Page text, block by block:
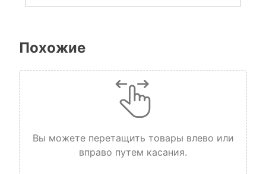
Похожие
Вы можете перетащить товары влево или
вправо путем касания.